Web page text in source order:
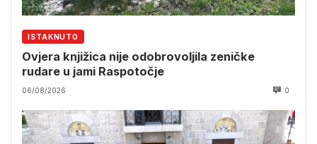
ISTAKNUTO
Ovjera knjižica nije odobrovoljila zeničke
rudare u jami Raspotočje
06/08/2026 0